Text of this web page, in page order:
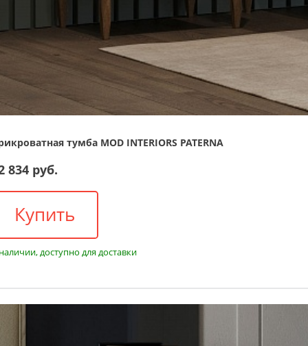
тумба MOD INTERIORS PATERNA
834 руб.
Купить
доступно для доставки